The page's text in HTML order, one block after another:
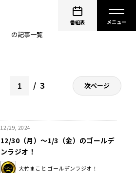
番組表
の記事一覧
3 次ページ
12/29, 2024
12/30（月）～1/3（金）のゴールデ
ンラジオ！
大竹まこと ゴールデンラジオ！